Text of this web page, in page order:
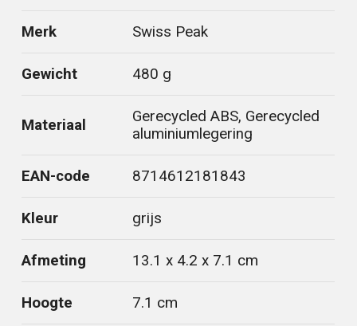
Merk Swiss Peak
Gewicht 480 g
Materiaal
Gerecycled ABS, Gerecycled
aluminiumlegering
EAN-code 8714612181843
Kleur grijs
Afmeting 13.1 x 4.2 x 7.1 cm
Hoogte 7.1 cm